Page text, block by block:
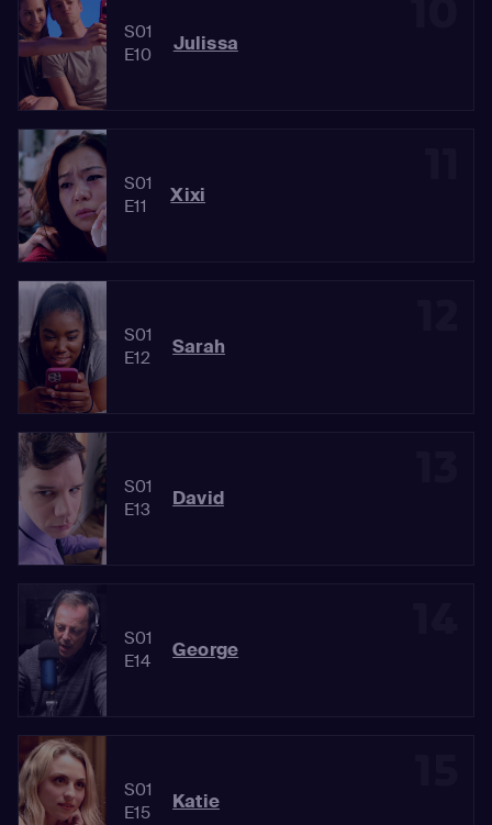
S01
E10
Julissa
S01
E11
Xixi
S01
E12
Sarah
S01
E13
David
S01
E14
George
S01
E15
Katie